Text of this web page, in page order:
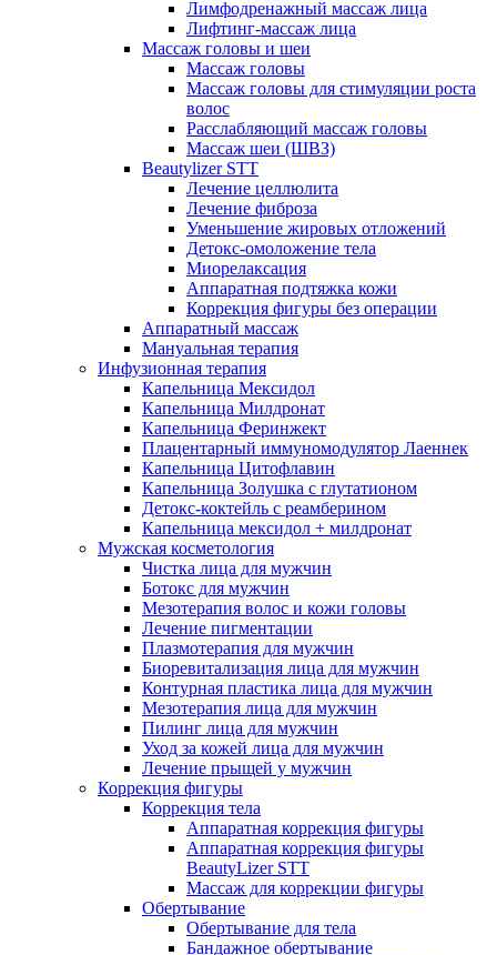
Лимфодренажный массаж лица
Лифтинг-массаж лица
Массаж головы и шеи
Массаж головы
Массаж головы для стимуляции роста
волос
Расслабляющий массаж головы
Массаж шеи (ШВЗ)
Beautylizer STT
Лечение целлюлита
Лечение фиброза
Уменьшение жировых отложений
Детокс-омоложение тела
Миорелаксация
Аппаратная подтяжка кожи
Коррекция фигуры без операции
Аппаратный массаж
Мануальная терапия
Инфузионная терапия
Капельница Мексидол
Капельница Милдронат
Капельница Феринжект
Плацентарный иммуномодулятор Лаеннек
Капельница Цитофлавин
Капельница Золушка с глутатионом
Детокс-коктейль с реамберином
Капельница мексидол + милдронат
Мужская косметология
Чистка лица для мужчин
Ботокс для мужчин
Мезотерапия волос и кожи головы
Лечение пигментации
Плазмотерапия для мужчин
Биоревитализация лица для мужчин
Контурная пластика лица для мужчин
Мезотерапия лица для мужчин
Пилинг лица для мужчин
Уход за кожей лица для мужчин
Лечение прыщей у мужчин
Коррекция фигуры
Коррекция тела
Аппаратная коррекция фигуры
Аппаратная коррекция фигуры
BeautyLizer STT
Массаж для коррекции фигуры
Обертывание
Обертывание для тела
Бандажное обертывание